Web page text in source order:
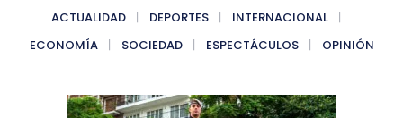
ACTUALIDAD DEPORTES
INTERNACIONAL
ECONOMÍA
SOCIEDAD ESPECTÁCULOS OPINIÓN